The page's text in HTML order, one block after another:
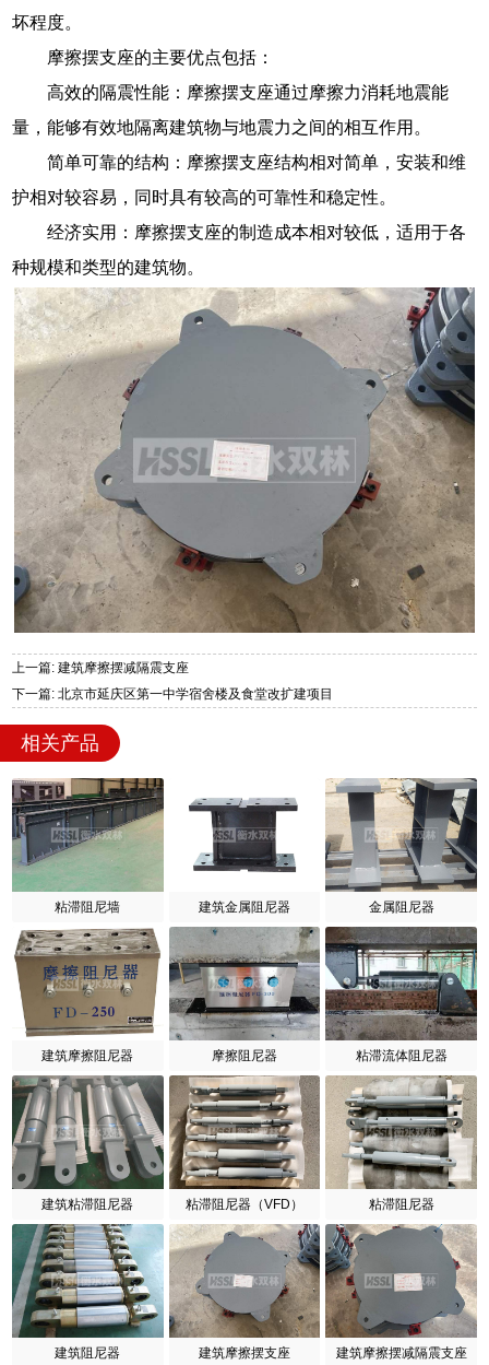
坏程度。
摩擦摆支座的主要优点包括：
高效的隔震性能：摩擦摆支座通过摩擦力消耗地震能
量，能够有效地隔离建筑物与地震力之间的相互作用。
简单可靠的结构：摩擦摆支座结构相对简单，安装和维
护相对较容易，同时具有较高的可靠性和稳定性。
经济实用：摩擦摆支座的制造成本相对较低，适用于各
种规模和类型的建筑物。
上一篇: 建筑摩擦摆减隔震支座
下一篇: 北京市延庆区第一中学宿舍楼及食堂改扩建项目
相关产品
粘滞阻尼墙 建筑金属阻尼器 金属阻尼器
建筑摩擦阻尼器 摩擦阻尼器 粘滞流体阻尼器
建筑粘滞阻尼器 粘滞阻尼器（VFD） 粘滞阻尼器
建筑阻尼器 建筑摩擦摆支座 建筑摩擦摆减隔震支座